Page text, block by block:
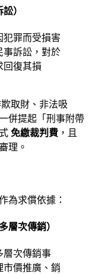
）
犯罪而受損害
事訴訟，對於
回復其損
取財、非法吸
併提起「刑事附帶
免繳裁判費 ，且
理。
為求償依據：
層次傳銷）
層次傳銷事
市價推廣、銷